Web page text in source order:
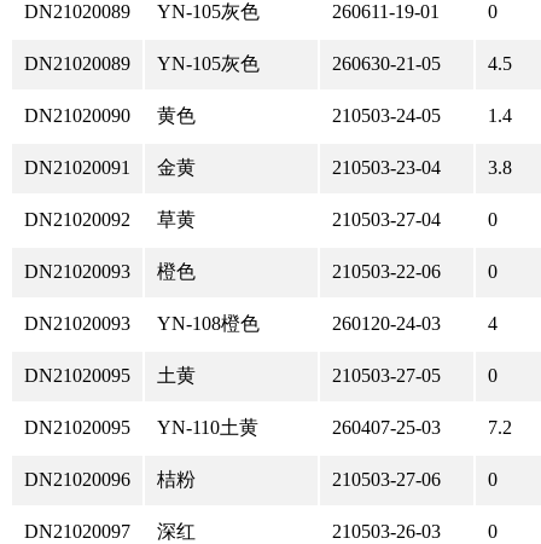
DN21020089 YN-105灰色 260611-19-01 0
DN21020089 YN-105灰色 260630-21-05 4.5
DN21020090 黄色 210503-24-05 1.4
DN21020091 金黄 210503-23-04 3.8
DN21020092 草黄 210503-27-04 0
DN21020093 橙色 210503-22-06 0
DN21020093 YN-108橙色 260120-24-03 4
DN21020095 土黄 210503-27-05 0
DN21020095 YN-110土黄 260407-25-03 7.2
DN21020096 桔粉 210503-27-06 0
DN21020097 深红 210503-26-03 0